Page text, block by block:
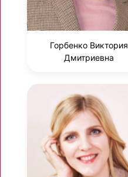
Горбенко Виктория
Дмитриевна